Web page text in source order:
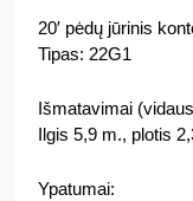
20′ pėdų jūrinis
Tipas: 22G1
Išmatavimai
Ilgis 5,9 m., plotis
Ypatumai: